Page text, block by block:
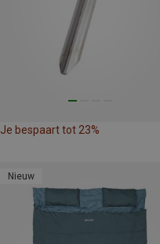
Je bespaart tot 23%
Nieuw